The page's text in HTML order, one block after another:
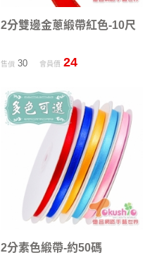
2分雙邊金蔥緞帶紅色-10尺
售價 30 會員價 24
2分素色緞帶-約50碼